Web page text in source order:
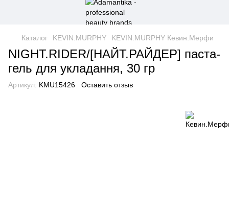
Каталог KEVIN.MURPHY KEVIN.MURPHY Кевин.Мерфи
NIGHT.RIDER/[НАЙТ.РАЙДЕР] паста-
гель для укладання, 30 гр
Артикул: KMU15426 Оставить отзыв